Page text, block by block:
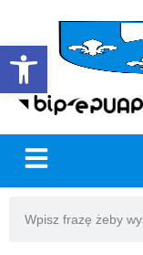
Open toolbar